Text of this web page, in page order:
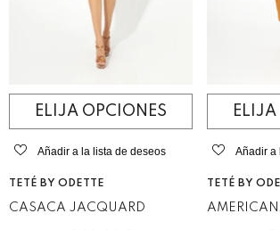
ELIJA OPCIONES
Añadir a la lista de deseos
VENDEDOR:
TETÉ BY ODETTE
CASACA JACQUARD
Añadir a
VENDEDOR:
TETÉ BY